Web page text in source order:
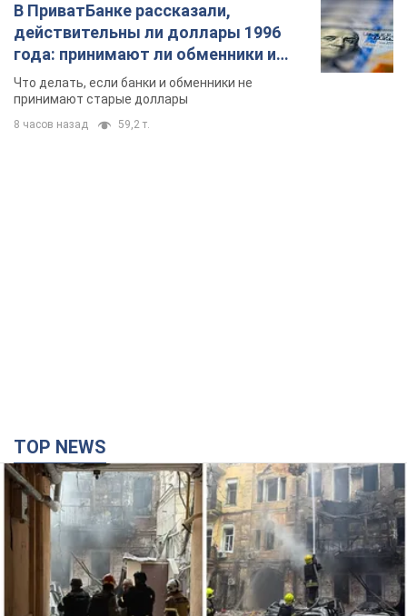
В ПриватБанке рассказали,
действительны ли доллары 1996
года: принимают ли обменники и
банки такие купюры
Что делать, если банки и обменники не
принимают старые доллары
8 часов назад 59,2 т.
TOP NEWS